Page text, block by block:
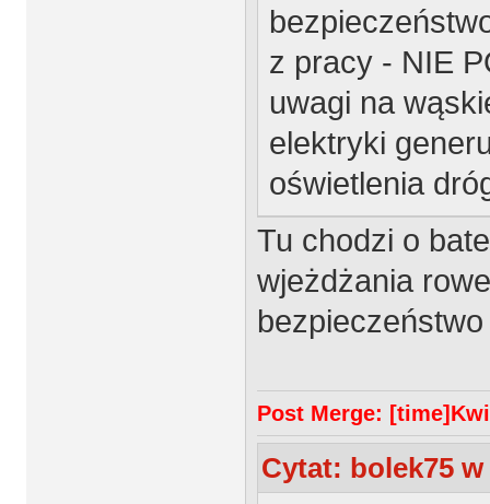
z pracy - NIE
uwagi na
elektryki
oświetlenia
Tu chodzi o
wjeżdżania
bezpieczeństwo
Post Merge:
Cytat: bolek75 w